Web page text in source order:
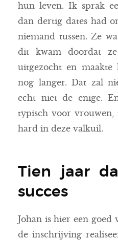
hun leven. Ik sprak
dan dertig dates had
niemand tussen. Ze
dit kwam doordat
uitgezocht en
nog langer. Dat zal
echt niet de enige.
typisch voor vrouwen,
hard in deze valkuil.
Tien jaar
succes
Johan is hier een goed
de inschrijving